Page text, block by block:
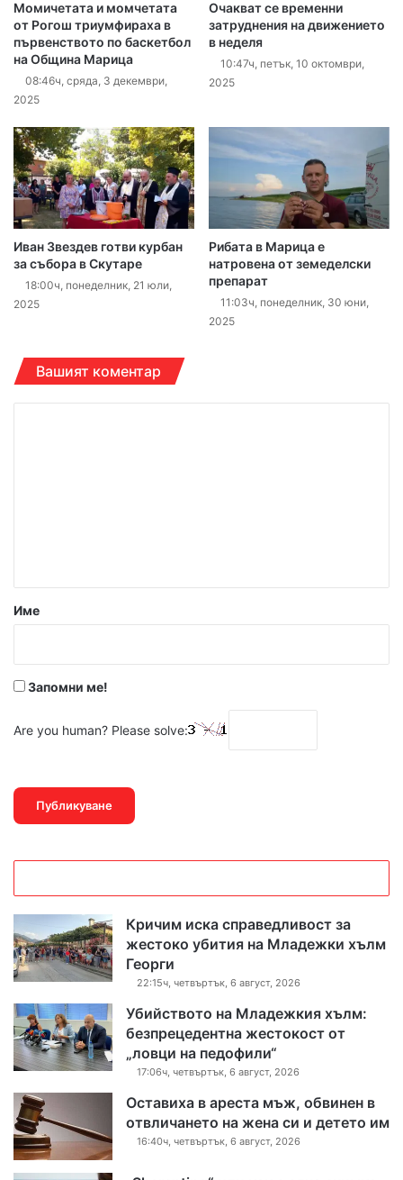
Момичетата и момчетата
от Рогош триумфираха в
първенството по баскетбол
на Община Марица
08:46ч, сряда, 3 декември,
2025
Очакват се временни
затруднения на движението
в неделя
10:47ч, петък, 10 октомври,
2025
Иван Звездев готви курбан
за събора в Скутаре
18:00ч, понеделник, 21 юли,
2025
Рибата в Марица е
натровена от земеделски
препарат
11:03ч, понеделник, 30 юни,
2025
Вашият коментар
р
Име
Запомни ме!
Are you human? Please solve:
Кричим иска справедливост за
жестоко убития на Младежки хълм
Георги
22:15ч, четвъртък, 6 август, 2026
Убийството на Младежкия хълм:
безпрецедентна жестокост от
„ловци на педофили“
17:06ч, четвъртък, 6 август, 2026
Оставиха в ареста мъж, обвинен в
отвличането на жена си и детето им
16:40ч, четвъртък, 6 август, 2026